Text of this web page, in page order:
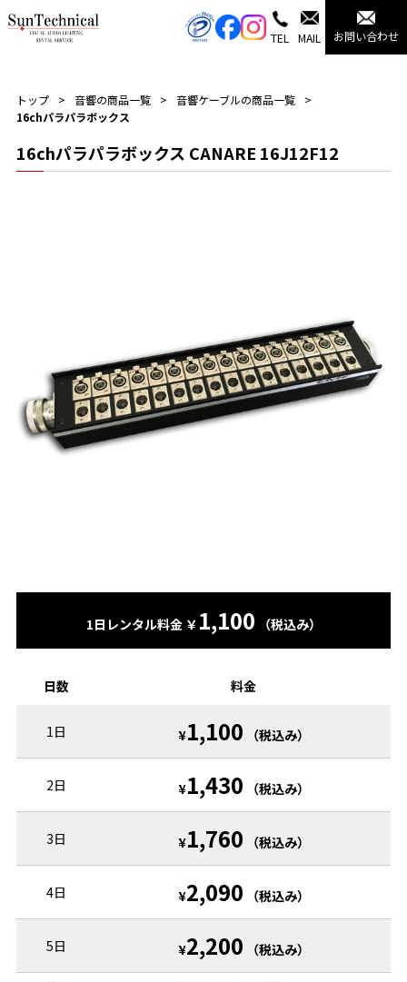
TEL MAIL お問い合わせ
トップ 音響の商品一覧
音響ケーブルの商品一覧
16chパラパラボックス
16chパラパラボックス CANARE 16J12F12
1日レンタル料金 ￥ 1,100 （税込み）
日数 料金
1日 ¥1,100 （税込み）
2日 ¥1,430 （税込み）
3日 ¥1,760 （税込み）
4日 ¥2,090 （税込み）
5日 ¥2,200 （税込み）